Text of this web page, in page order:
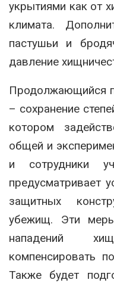
укрытиями как от
климата.
пастушьи и
давление
Продолжающийся
– сохранение
котором
общей и
и сотрудники
предусматривает
защитных
убежищ. Эти
нападений
компенсировать
Также будет